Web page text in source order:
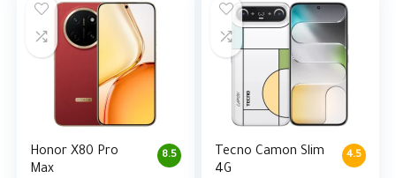
8.5
Honor X80 Pro
Max
4.5
Tecno Camon Slim
4G